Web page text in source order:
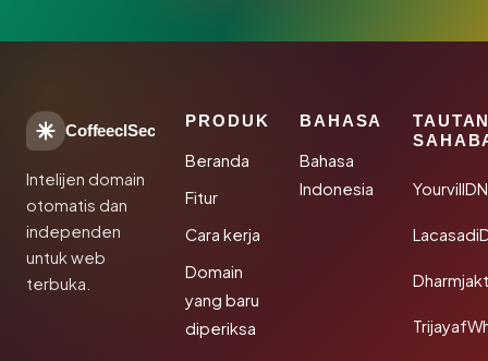
CoffeeclSec
Intelijen domain
otomatis dan
independen
untuk web
terbuka.
PRODUK
Beranda
Fitur
Cara kerja
Domain
yang baru
diperiksa
BAHASA
Bahasa
Indonesia